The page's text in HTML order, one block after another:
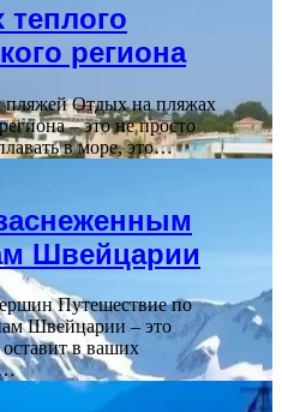
региона
пляжей Отдых на пляжах
– это не просто
в море, это…
Швейцарии
Путешествие по
Швейцарии – это
в ваших